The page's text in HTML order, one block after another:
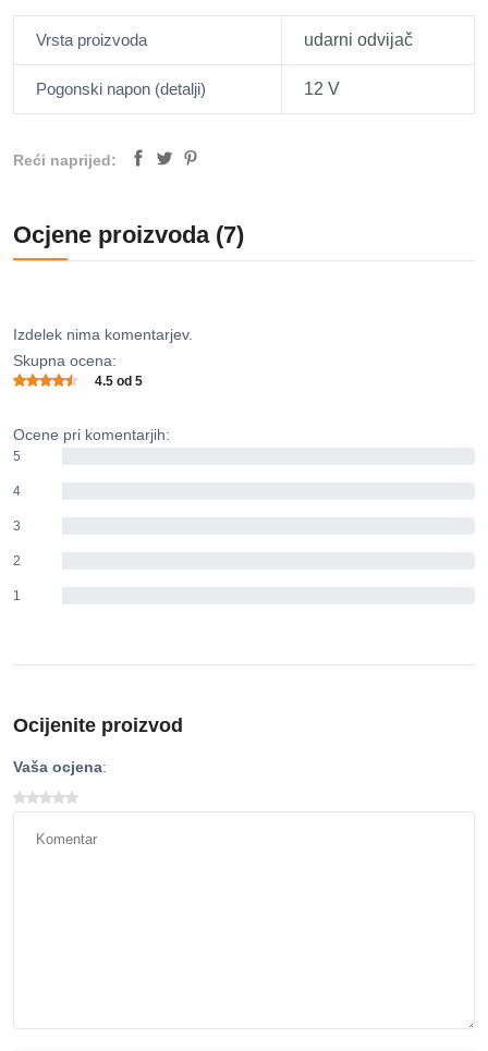
Vrsta proizvoda udarni odvijač
Pogonski napon (detalji) 12 V
Reći naprijed:
Ocjene proizvoda (7)
Izdelek nima komentarjev.
Skupna ocena:
4.5 od 5
Ocene pri komentarjih:
5
4
3
2
1
Ocijenite proizvod
Vaša ocjena: